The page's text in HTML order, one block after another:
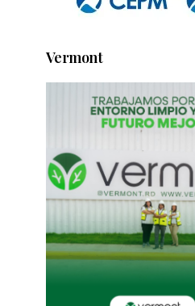
Vermont